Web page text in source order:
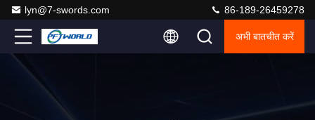
lyn@7-swords.com 86-189-26459278
अभी बातचीत करें